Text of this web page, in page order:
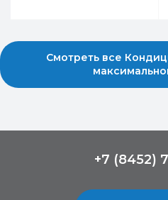
Смотреть все
+7 (8452)